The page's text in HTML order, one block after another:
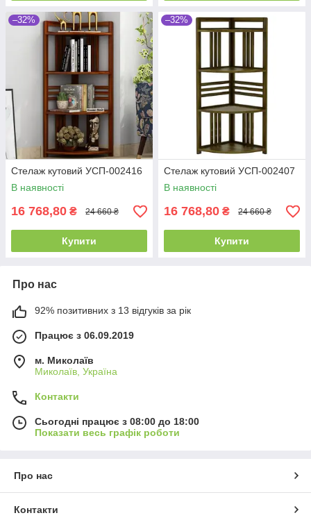
–32%
Стелаж кутовий УСП-002416
В наявності
16 768,80 ₴ 24 660 ₴
Купити
–32%
Стелаж кутовий УСП-002407
В наявності
16 768,80 ₴ 24 660 ₴
Купити
Про нас
92% позитивних з 13 відгуків за рік
Працює з 06.09.2019
м. Миколаїв
Миколаїв, Україна
Контакти
Сьогодні працює з 08:00 до 18:00
Показати весь графік роботи
Про нас
Контакти